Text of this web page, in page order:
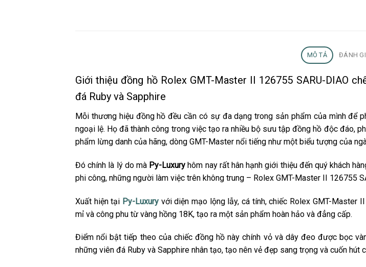
MÔ TẢ ĐÁNH
Giới thiệu đồng hồ Rolex GMT-Master II 126755 SARU-DIAO
đá Ruby và Sapphire
Mỗi thương hiệu đồng hồ đều cần có sự đa dạng trong sản phẩm của mình để
ngoại lệ. Họ đã thành công trong việc tạo ra nhiều bộ sưu tập đồng hồ độc đáo,
phẩm lừng danh của hãng, dòng GMT-Master nổi tiếng như một biểu tượng của
Đó chính là lý do mà Py-Luxury hôm nay rất hân hạnh giới thiệu đến quý khách
phi công, những người làm việc trên không trung – Rolex GMT-Master II 126755
Xuất hiện tại Py-Luxury với diện mạo lộng lẫy, cá tính, chiếc Rolex GMT-
mỉ và công phu từ vàng hồng 18K, tạo ra một sản phẩm hoàn hảo và đẳng cấp.
Điểm nổi bật tiếp theo của chiếc đồng hồ này chính vỏ và dây đeo được bọc
những viên đá Ruby và Sapphire nhân tạo, tạo nên vẻ đẹp sang trọng và cuốn hút